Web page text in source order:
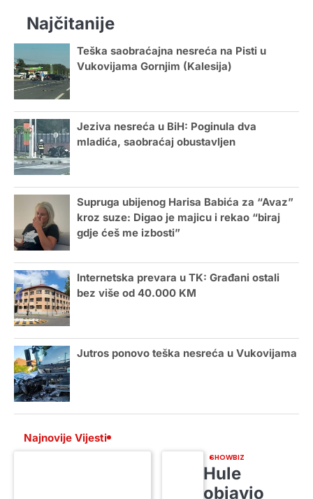
Najčitanije
Teška saobraćajna nesreća na Pisti u
Vukovijama Gornjim (Kalesija)
Jeziva nesreća u BiH: Poginula dva
mladića, saobraćaj obustavljen
Supruga ubijenog Harisa Babića za “Avaz”
kroz suze: Digao je majicu i rekao “biraj
gdje ćeš me izbosti”
Internetska prevara u TK: Građani ostali
bez više od 40.000 KM
Jutros ponovo teška nesreća u Vukovijama
Najnovije Vijesti
SHOWBIZ
Hule
objavio